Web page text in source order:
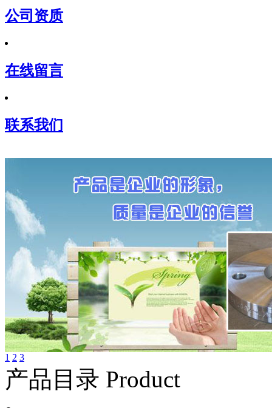
公司资质
在线留言
联系我们
1 2 3
产品目录 Product